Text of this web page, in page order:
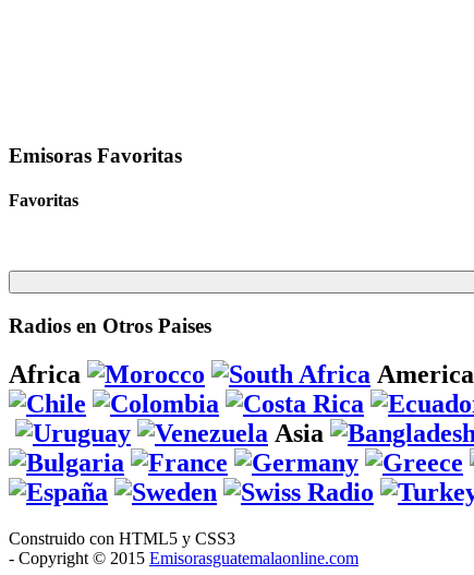
Emisoras Favoritas
Favoritas
Radios en Otros Paises
Africa America
Asia
Construido con HTML5 y CSS3
- Copyright © 2015 Emisorasguatemalaonline.com